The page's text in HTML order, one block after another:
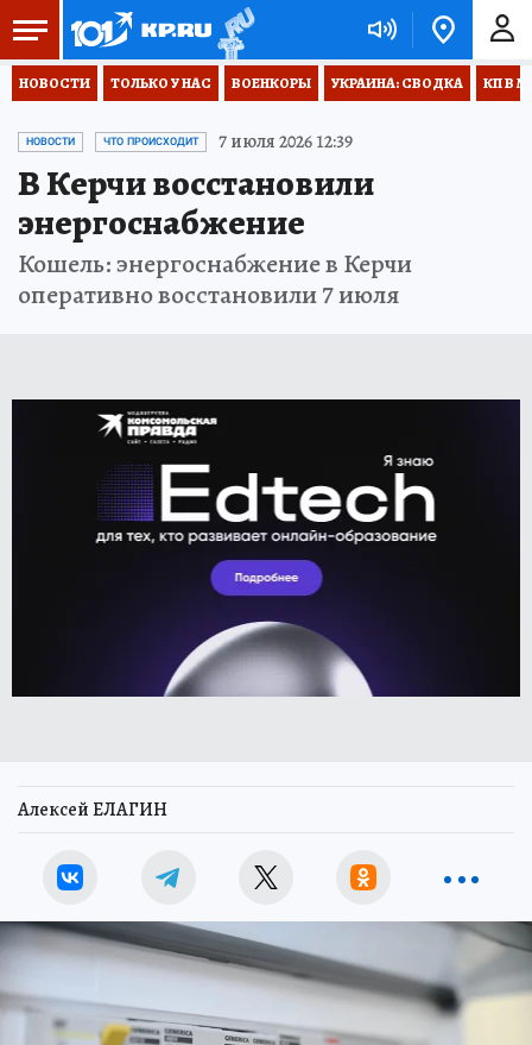
НОВОСТИ ТОЛЬКО У НАС ВОЕНКОРЫ УКРАИНА: СВОДКА КП В
НОВОСТИ ЧТО ПРОИСХОДИТ 7 июля 2026 12:39
В Керчи восстановили
энергоснабжение
Кошель: энергоснабжение в Керчи
оперативно восстановили 7 июля
Алексей ЕЛАГИН